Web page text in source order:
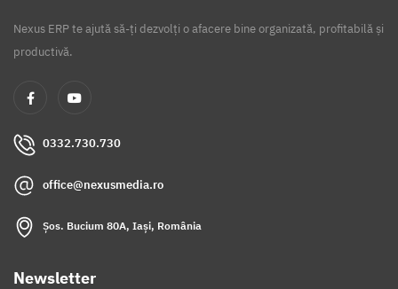
Nexus ERP te ajută să-ți dezvolți o afacere bine organizată, profitabilă și
productivă.
0332.730.730
office@nexusmedia.ro
Șos. Bucium 80A, Iași, România
Newsletter